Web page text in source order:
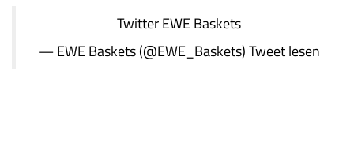
TwitterEWE Baskets
— EWE Baskets (@EWE_Baskets)Tweet lesen